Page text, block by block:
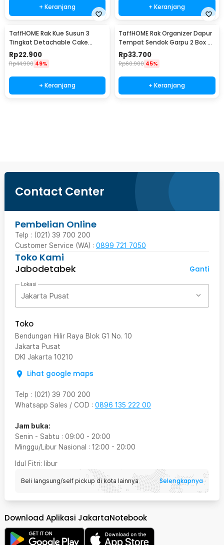
+ Keranjang + Keranjang
TaffHOME Rak Kue Susun 3
Tingkat Detachable Cake
Stand Display - CF431
Rp22.900
Rp44.900 49%
+ Keranjang
TaffHOME Rak Organizer Dapur
Tempat Sendok Garpu 2 Box -
LL251
Rp33.700
Rp60.900 45%
+ Keranjang
Contact Center
Pembelian Online
Telp : (021) 39 700 200
Customer Service (WA) : 0899 721 7050
Toko Kami
Jabodetabek
Ganti
Lokasi
Jakarta Pusat
Toko
Bendungan Hilir Raya Blok G1 No. 10
Jakarta Pusat
DKI Jakarta 10210
Lihat google maps
Telp : (021) 39 700 200
Whatsapp Sales / COD : 0896 135 222 00
Jam buka:
Senin - Sabtu : 09:00 - 20:00
Minggu/Libur Nasional : 12:00 - 20:00
Idul Fitri: libur
Beli langsung/self pickup di kota lainnya Selengkapnya
Download Aplikasi JakartaNotebook